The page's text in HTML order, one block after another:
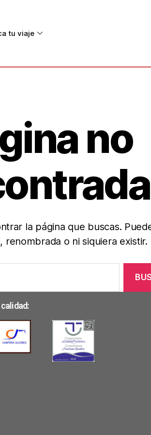
tu viaje
no
la página que buscas.
renombrada o ni siquiera existir.